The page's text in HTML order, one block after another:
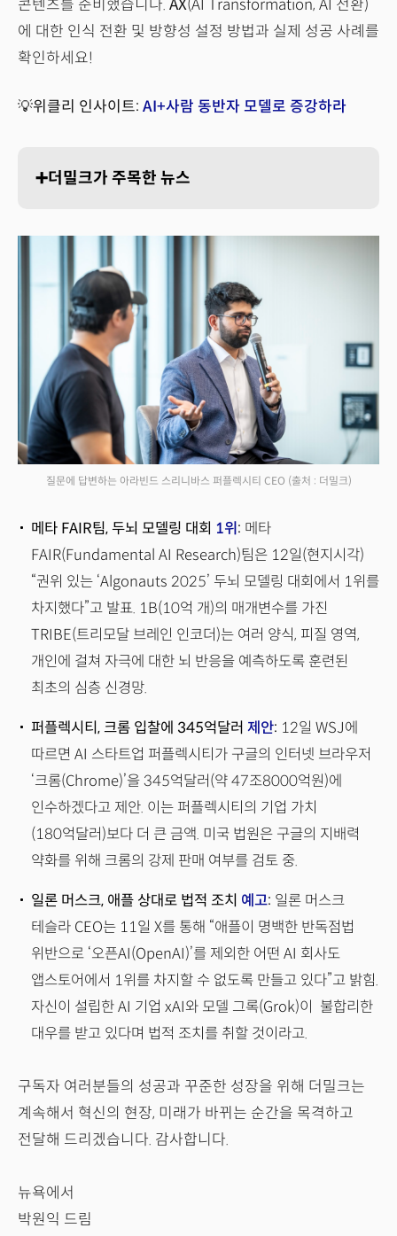
콘텐츠를 준비했습니다. AX(AI Transformation, AI 전환)
에 대한 인식 전환 및 방향성 설정 방법과 실제 성공 사례를
확인하세요!
💡위클리 인사이트: AI+사람 동반자 모델로 증강하라
➕더밀크가 주목한 뉴스
질문에 답변하는 아라빈드 스리니바스 퍼플렉시티 CEO (출처 : 더밀크)
메타 FAIR팀, 두뇌 모델링 대회 1위: 메타
FAIR(Fundamental AI Research)팀은 12일(현지시각)
“권위 있는 ‘Algonauts 2025’ 두뇌 모델링 대회에서 1위를
차지했다”고 발표. 1B(10억 개)의 매개변수를 가진
TRIBE(트리모달 브레인 인코더)는 여러 양식, 피질 영역,
개인에 걸쳐 자극에 대한 뇌 반응을 예측하도록 훈련된
최초의 심층 신경망.
퍼플렉시티, 크롬 입찰에 345억달러 제안: 12일 WSJ에
따르면 AI 스타트업 퍼플렉시티가 구글의 인터넷 브라우저
‘크롬(Chrome)’을 345억달러(약 47조8000억원)에
인수하겠다고 제안. 이는 퍼플렉시티의 기업 가치
(180억달러)보다 더 큰 금액. 미국 법원은 구글의 지배력
약화를 위해 크롬의 강제 판매 여부를 검토 중.
일론 머스크, 애플 상대로 법적 조치 예고: 일론 머스크
테슬라 CEO는 11일 X를 통해 “애플이 명백한 반독점법
위반으로 ‘오픈AI(OpenAI)’를 제외한 어떤 AI 회사도
앱스토어에서 1위를 차지할 수 없도록 만들고 있다”고 밝힘.
자신이 설립한 AI 기업 xAI와 모델 그록(Grok)이 불합리한
대우를 받고 있다며 법적 조치를 취할 것이라고.
구독자 여러분들의 성공과 꾸준한 성장을 위해 더밀크는
계속해서 혁신의 현장, 미래가 바뀌는 순간을 목격하고
전달해 드리겠습니다. 감사합니다.
뉴욕에서
박원익 드림